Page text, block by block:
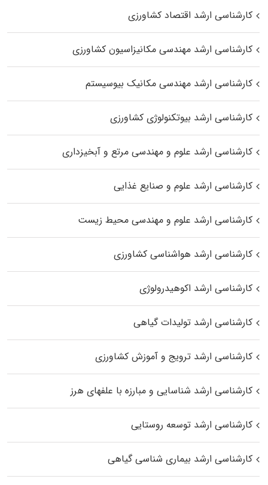
کارشناسی ارشد اقتصاد کشاورزی
کارشناسی ارشد مهندسی مکانیزاسیون کشاورزی
کارشناسی ارشد مهندسی مکانیک بیوسیستم
کارشناسی ارشد بیوتکنولوژی کشاورزی
کارشناسی ارشد علوم و مهندسی مرتع و آبخیزداری
کارشناسی ارشد علوم و صنایع غذایی
کارشناسی ارشد علوم و مهندسی محیط زیست
کارشناسی ارشد هواشناسی کشاورزی
کارشناسی ارشد اکوهیدرولوژی
کارشناسی ارشد تولیدات گیاهی
کارشناسی ارشد ترویج و آموزش کشاورزی
کارشناسی ارشد شناسایی و مبارزه با علفهای هرز
کارشناسی ارشد توسعه روستایی
کارشناسی ارشد بیماری‌ شناسی گیاهی